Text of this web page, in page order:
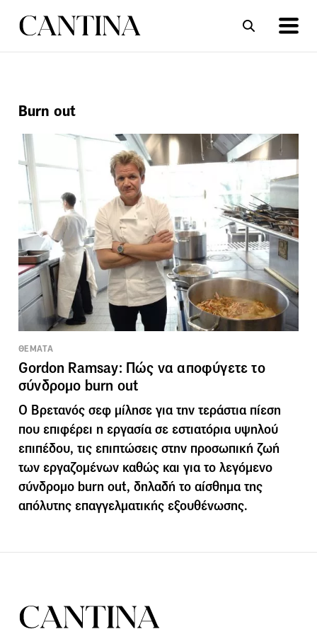
ΣΥΝΤΑΓΕΣ
Burn out
ΘΕΜΑΤΑ
Gordon Ramsay: Πώς να αποφύγετε το
σύνδρομο burn out
O Βρετανός σεφ μίλησε για την τεράστια πίεση
που επιφέρει η εργασία σε εστιατόρια υψηλού
επιπέδου, τις επιπτώσεις στην προσωπική ζωή
των εργαζομένων καθώς και για το λεγόμενο
σύνδρομο burn out, δηλαδή το αίσθημα της
απόλυτης επαγγελματικής εξουθένωσης.